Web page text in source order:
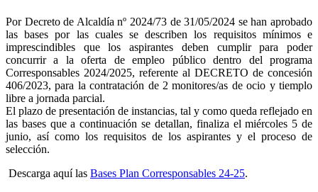
Por Decreto de Alcaldía nº 2024/73 de 31/05/2024 se han aprobado
las bases por las cuales se describen los requisitos mínimos e
imprescindibles que los aspirantes deben cumplir para poder
concurrir a la oferta de empleo público dentro del programa
Corresponsables 2024/2025, referente al DECRETO de concesión
406/2023, para la contratación de 2 monitores/as de ocio y tiemplo
libre a jornada parcial.
El plazo de presentación de instancias, tal y como queda reflejado en
las bases que a continuación se detallan, finaliza el miércoles 5 de
junio, así como los requisitos de los aspirantes y el proceso de
selección.
Descarga aquí las Bases Plan Corresponsables 24-25.